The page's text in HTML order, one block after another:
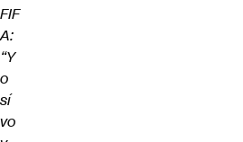
FIF
A:
“Y
o
sí
vo